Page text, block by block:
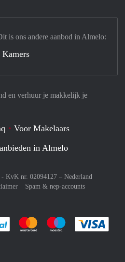
en verhuur je makkelijk je
Voor Makelaars
in Almelo
KvK nr. 02094127 – Nederland
Spam & nep-accounts
Je rekent gemakkelijk af met Paypal
Je rekent gemakkelijk af met
Je rekent
is ons andere aanbod in Almelo:
Kamers